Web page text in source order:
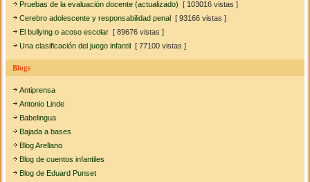
Pruebas de la evaluación docente (actualizado) [ 103016 vistas ]
Cerebro adolescente y responsabilidad penal [ 93166 vistas ]
El bullying o acoso escolar [ 89676 vistas ]
Una clasificación del juego infantil [ 77100 vistas ]
Blogs
Antiprensa
Antonio Linde
Babelingua
Bajada a bases
Blog Arellano
Blog de cuentos infantiles
Blog de Eduard Punset